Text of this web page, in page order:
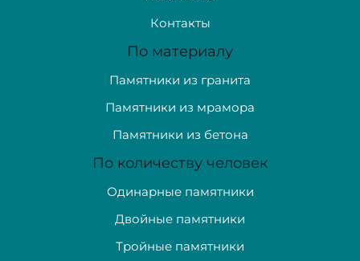
Контакты
По материалу
Памятники из гранита
Памятники из мрамора
Памятники из бетона
По количеству человек
Одинарные памятники
Двойные памятники
Тройные памятники